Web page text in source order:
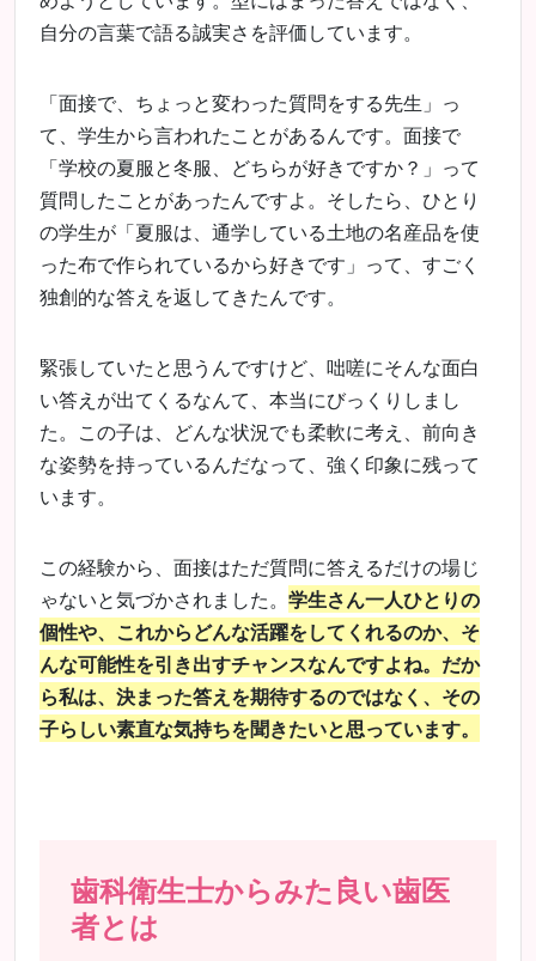
自分の言葉で語る誠実さを評価しています。
「面接で、ちょっと変わった質問をする先生」っ
て、学生から言われたことがあるんです。面接で
「学校の夏服と冬服、どちらが好きですか？」って
質問したことがあったんですよ。そしたら、ひとり
の学生が「夏服は、通学している土地の名産品を使
った布で作られているから好きです」って、すごく
独創的な答えを返してきたんです。
緊張していたと思うんですけど、咄嗟にそんな面白
い答えが出てくるなんて、本当にびっくりしまし
た。この子は、どんな状況でも柔軟に考え、前向き
な姿勢を持っているんだなって、強く印象に残って
います。
この経験から、面接はただ質問に答えるだけの場じ
ゃないと気づかされました。 学生さん一人ひとりの
個性や、これからどんな活躍をしてくれるのか、そ
んな可能性を引き出すチャンスなんですよね。だか
ら私は、決まった答えを期待するのではなく、その
子らしい素直な気持ちを聞きたいと思っています。
歯科衛生士からみた良い歯医
者とは